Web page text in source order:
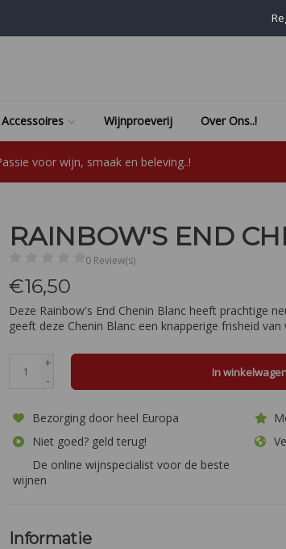
Accessoires Wijnproeverij Over Ons..!
voor wijn, smaak en beleving..!
RAINBOW'S END
0 Review(s)
€16,50
Deze Rainbow's End Chenin Blanc heeft prachtige
geeft deze Chenin Blanc een knapperige frisheid
+
-
In
Bezorging door heel Europa
Niet goed? geld terug!
De online wijnspecialist voor de beste
wijnen
Informatie